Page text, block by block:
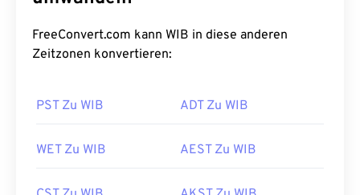
FreeConvert.com kann WIB in diese anderen
Zeitzonen konvertieren:
PST Zu WIB ADT Zu WIB
WET Zu WIB AEST Zu WIB